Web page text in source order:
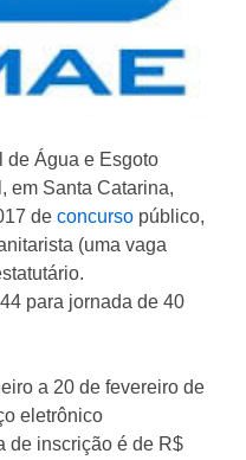
de Água e Esgoto
em Santa Catarina,
de concurso público,
(uma vaga
para jornada de 40
a 20 de fevereiro de
eletrônico
de inscrição é de R$